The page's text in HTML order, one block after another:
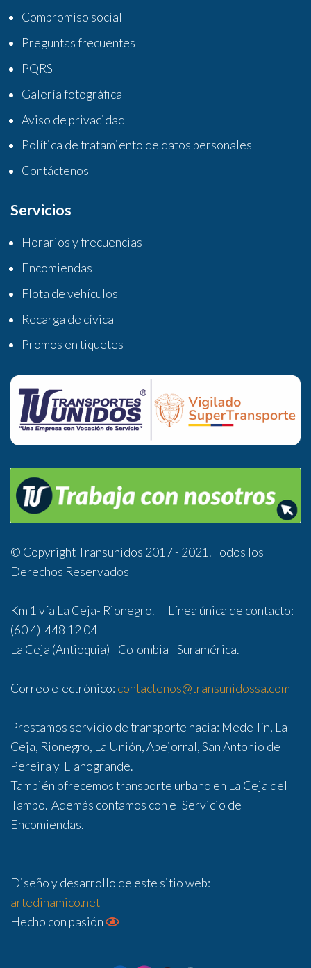
Compromiso social
Preguntas frecuentes
PQRS
Galería fotográfica
Aviso de privacidad
Política de tratamiento de datos personales
Contáctenos
Servicios
Horarios y frecuencias
Encomiendas
Flota de vehículos
Recarga de cívica
Promos en tiquetes
© Copyright Transunidos 2017 - 2021. Todos los
Derechos Reservados
Km 1 vía La Ceja- Rionegro. | Línea única de contacto:
(60 4) 448 12 04
La Ceja (Antioquia) - Colombia - Suramérica.
Correo electrónico: contactenos@transunidossa.com
Prestamos servicio de transporte hacia: Medellín, La
Ceja, Rionegro, La Unión, Abejorral, San Antonio de
Pereira y Llanogrande.
También ofrecemos transporte urbano en La Ceja del
Tambo. Además contamos con el Servicio de
Encomiendas.
Diseño y desarrollo de este sitio web:
artedinamico.net
Hecho con pasión